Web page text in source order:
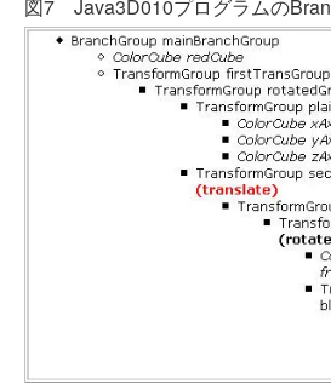
図7 Java3D010プログラムの